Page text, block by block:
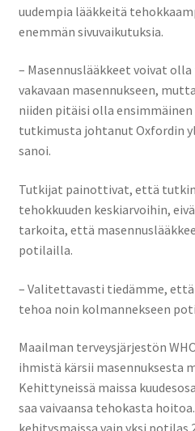
uudempia lääkkeitä
enemmän sivuvaikutuksia.
– Masennuslääkkeet voivat
vakavaan masennukseen,
niiden pitäisi olla
tutkimusta johtanut Oxfordin
sanoi.
Tutkijat painottivat, että
tehokkuuden keskiarvoihin,
tarkoita, että
potilailla.
– Valitettavasti tiedämme,
tehoa noin kolmannekseen
Maailman terveysjärjestön
ihmistä kärsii masennuksesta
Kehittyneissä maissa
saa vaivaansa tehokasta